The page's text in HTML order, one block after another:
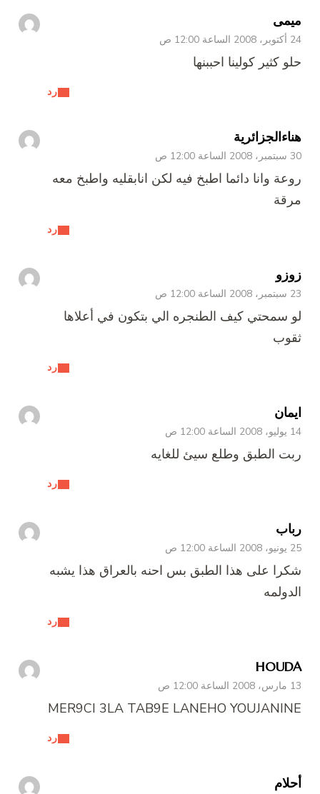
ميمى
24 أكتوبر، 2008 الساعة 12:00 ص
رد
حلو كثير كولينا احببنها
هناءالجزائرية
30 سبتمبر، 2008 الساعة 12:00 ص
رد
روعة وانا دائما اطبخ فيه لكن انابقليه واطبخ معه
مرقة
زوزو
23 سبتمبر، 2008 الساعة 12:00 ص
رد
لو سمحتي كيف الطنجره الي بتكون في أعلاها
ثقوب
ايمان
14 يوليو، 2008 الساعة 12:00 ص
رد
ربت الطبق وطلع سيئ للغايه
رباب
25 يونيو، 2008 الساعة 12:00 ص
رد
شكرا على هذا الطبق بس احنه بالعراق هذا يشبه
الدولمه
HOUDA
13 مارس، 2008 الساعة 12:00 ص
رد
MER9CI 3LA TAB9E LANEHO YOUJANINE
أحلام